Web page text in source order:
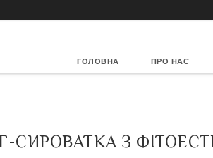
ГОЛОВНА ПРО НАС
СИРОВАТКА З